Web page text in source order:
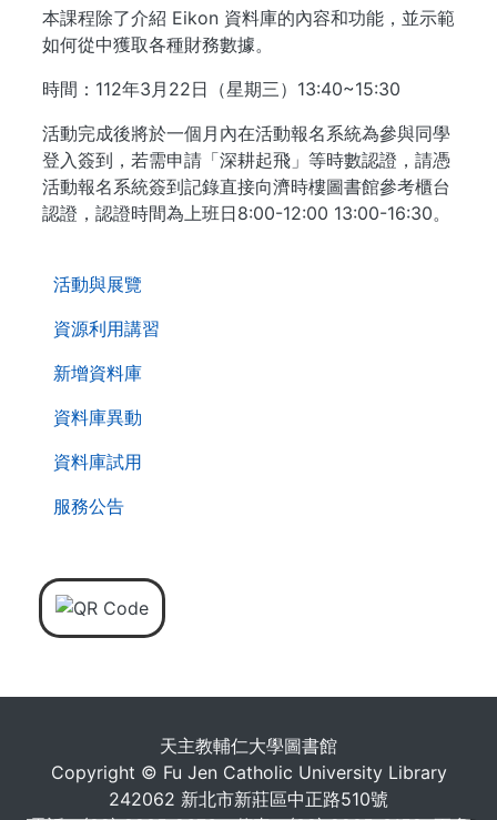
活動與展覽
資源利用講習
新增資料庫
資料庫異動
資料庫試用
服務公告
本課程除了介紹 Eikon 資料庫的內容和功能，並示範
如何從中獲取各種財務數據。
時間：112年3月22日（星期三）13:40~15:30
活動完成後將於一個月內在活動報名系統為參與同學
登入簽到，若需申請「深耕起飛」等時數認證，請憑
活動報名系統簽到記錄直接向濟時樓圖書館參考櫃台
認證，認證時間為上班日8:00-12:00 13:00-16:30。
天主教輔仁大學圖書館
Copyright © Fu Jen Catholic University Library
242062 新北市新莊區中正路510號